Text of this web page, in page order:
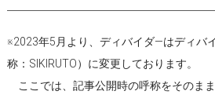
※2023年5月より、ディバイダ―はディバ
称：SIKIRUTO）に変更しております。
ここでは、記事公開時の呼称をそのまま